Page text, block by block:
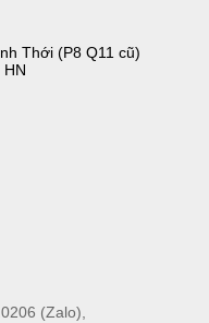
Thới (P8 Q11 cũ)
HN
(Zalo),